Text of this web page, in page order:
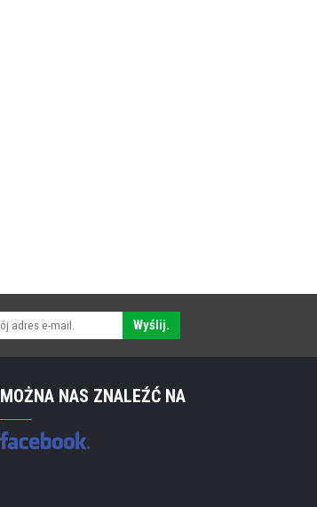
Wyślij.
MOŻNA NAS ZNALEŹĆ NA